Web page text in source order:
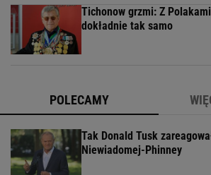
Tichonow grzmi: Z
dokładnie tak samo
POLECAMY
Tak Donald Tusk
Niewiadomej-Phinney